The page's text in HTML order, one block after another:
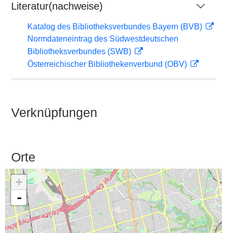
Literatur(nachweise)
Katalog des Bibliotheksverbundes Bayern (BVB)
Normdateneintrag des Südwestdeutschen
Bibliotheksverbundes (SWB)
Österreichischer Bibliothekenverbund (OBV)
Verknüpfungen
Orte
+
-